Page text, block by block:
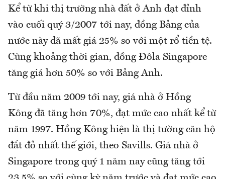
Kể từ khi thị trường nhà đất ở Anh đạt đỉnh
vào cuối quý 3/2007 tới nay, đồng Bảng của
nước này đã mất giá 25% so với một rổ tiền tệ.
Cùng khoảng thời gian, đồng Đôla Singapore
tăng giá hơn 50% so với Bảng Anh.
Từ đầu năm 2009 tới nay, giá nhà ở Hồng
Kông đã tăng hơn 70%, đạt mức cao nhất kể từ
năm 1997. Hồng Kông hiện là thị tường căn hộ
đắt đỏ nhất thế giới, theo Savills. Giá nhà ở
Singapore trong quý 1 năm nay cũng tăng tới